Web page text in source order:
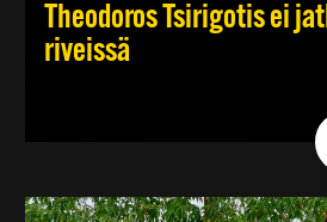
Theodoros Tsirigotis ei
riveissä